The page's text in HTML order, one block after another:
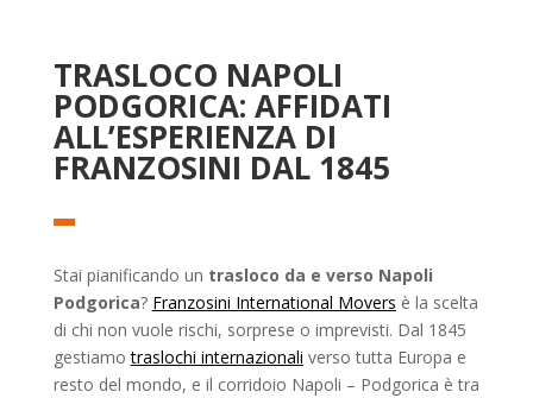
TRASLOCO NAPOLI
PODGORICA: AFFIDATI
ALL’ESPERIENZA DI
FRANZOSINI DAL 1845
Stai pianificando un trasloco da e verso Napoli
Podgorica? Franzosini International Movers è la scelta
di chi non vuole rischi, sorprese o imprevisti. Dal 1845
gestiamotraslochi internazionali verso tutta Europa e
resto del mondo, e il corridoio Napoli – Podgorica è tra